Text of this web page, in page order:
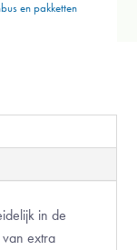
enpakketten
in de
extra